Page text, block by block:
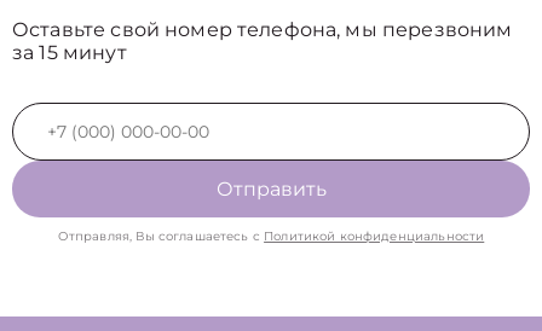
Оставьте свой номер телефона, мы перезвоним
за 15 минут
Отправить
Отправляя, Вы соглашаетесь с Политикой конфиденциальности